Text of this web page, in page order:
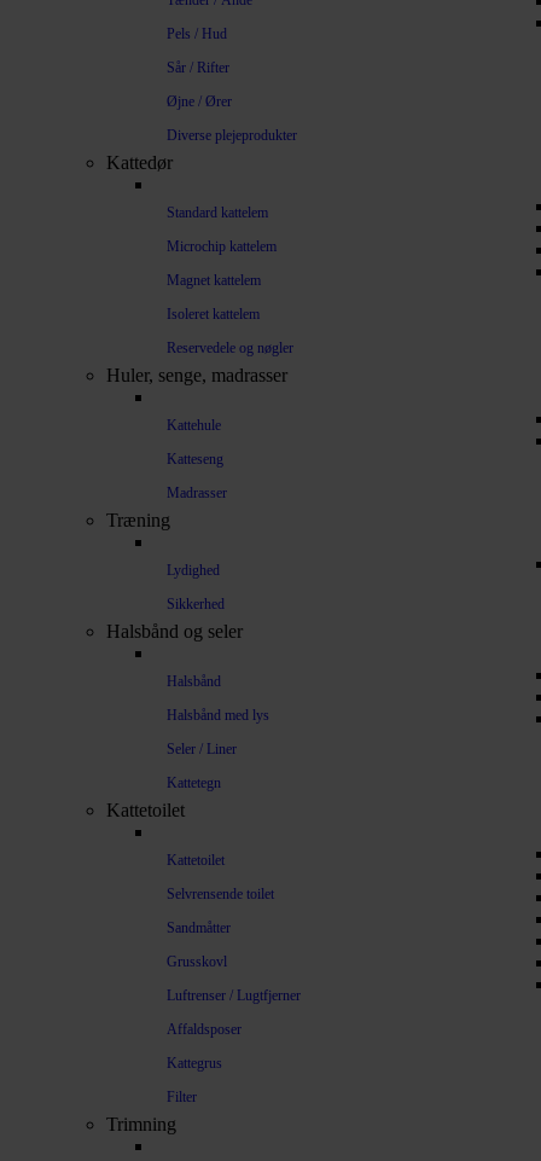
Pels / Hud
Sår / Rifter
Øjne / Ører
Diverse plejeprodukter
Kattedør
Standard kattelem
Microchip kattelem
Magnet kattelem
Isoleret kattelem
Reservedele og nøgler
Huler, senge, madrasser
Kattehule
Katteseng
Madrasser
Træning
Lydighed
Sikkerhed
Halsbånd og seler
Halsbånd
Halsbånd med lys
Seler / Liner
Kattetegn
Kattetoilet
Kattetoilet
Selvrensende toilet
Sandmåtter
Grusskovl
Luftrenser / Lugtfjerner
Affaldsposer
Kattegrus
Filter
Trimning